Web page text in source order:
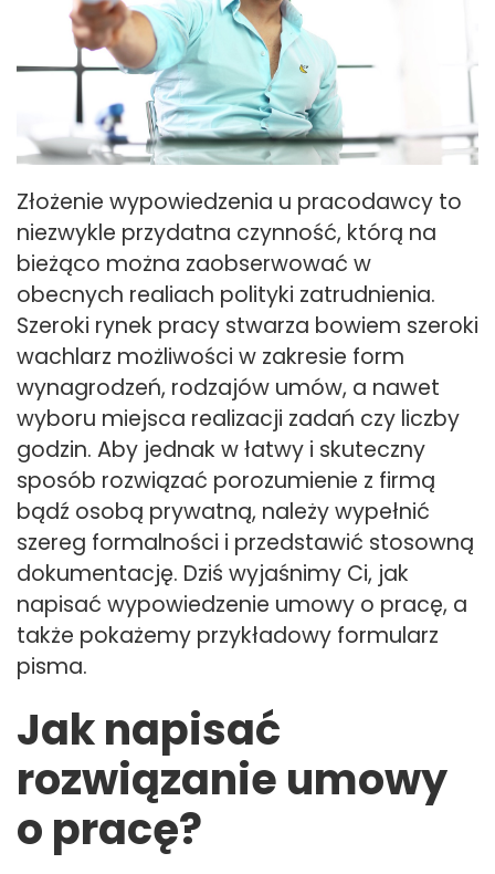
Złożenie wypowiedzenia u pracodawcy to
niezwykle przydatna czynność, którą na
bieżąco można zaobserwować w
obecnych realiach polityki zatrudnienia.
Szeroki rynek pracy stwarza bowiem szeroki
wachlarz możliwości w zakresie form
wynagrodzeń, rodzajów umów, a nawet
wyboru miejsca realizacji zadań czy liczby
godzin. Aby jednak w łatwy i skuteczny
sposób rozwiązać porozumienie z firmą
bądź osobą prywatną, należy wypełnić
szereg formalności i przedstawić stosowną
dokumentację. Dziś wyjaśnimy Ci, jak
napisać wypowiedzenie umowy o pracę, a
także pokażemy przykładowy formularz
pisma.
Jak napisać
rozwiązanie umowy
o pracę?